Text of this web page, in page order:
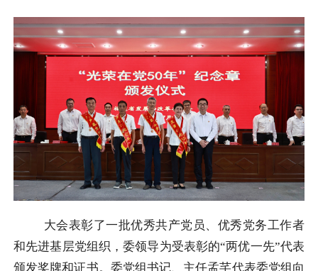
大会表彰了一批优秀共产党员、优秀党务工作者
和先进基层党组织，委领导为受表彰的“两优一先”代表
颁发奖牌和证书。委党组书记、主任孟芊代表委党组向